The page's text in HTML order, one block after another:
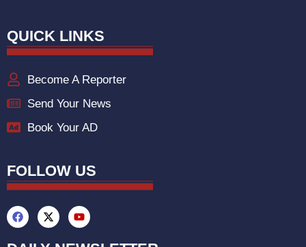
QUICK LINKS
Become A Reporter
Send Your News
Book Your AD
FOLLOW US